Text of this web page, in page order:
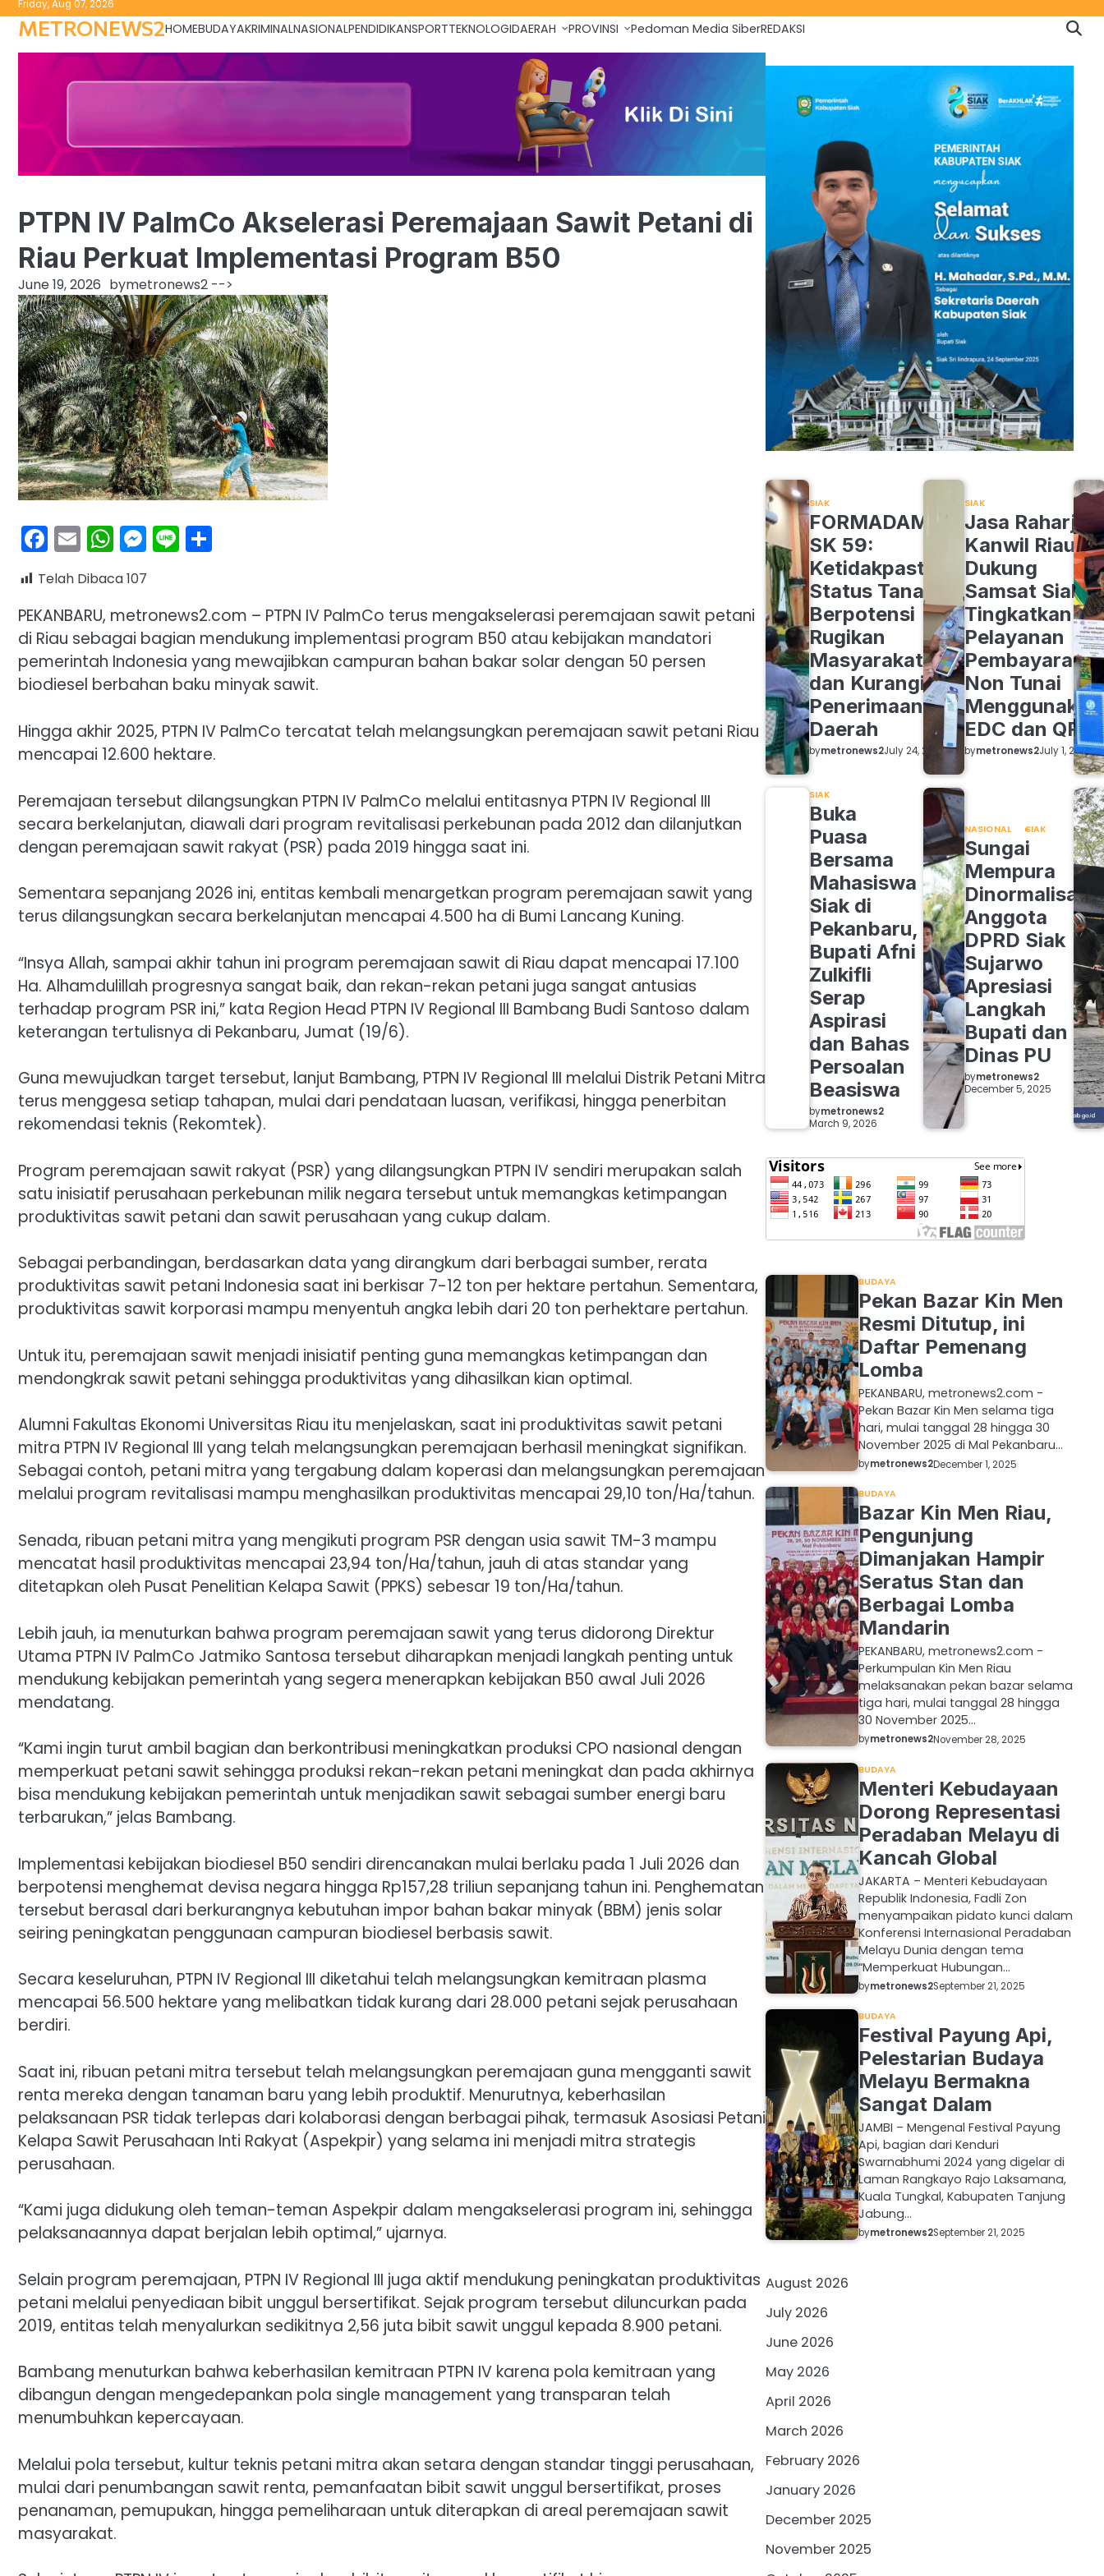
to
content
Friday, Aug 07, 2026
METRONEWS2HOMEBUDAYAKRIMINALNASIONALPENDIDIKANSPORTTEKNOLOGIDAERAH PROVINSI Pedoman Media SiberREDAKSI
PTPN IV PalmCo Akselerasi Peremajaan Sawit Petani di
Riau Perkuat Implementasi Program B50
June 19, 2026 bymetronews2 -->
Facebook
EmailWhatsApp
Messenger
Line
Telah Dibaca107
PEKANBARU, metronews2.com – PTPN IV PalmCo terus mengakselerasi peremajaan sawit petani
di Riau sebagai bagian mendukung implementasi program B50 atau kebijakan mandatori
pemerintah Indonesia yang mewajibkan campuran bahan bakar solar dengan 50 persen
biodiesel berbahan baku minyak sawit.
Hingga akhir 2025, PTPN IV PalmCo tercatat telah melangsungkan peremajaan sawit petani Riau
mencapai 12.600 hektare.
Peremajaan tersebut dilangsungkan PTPN IV PalmCo melalui entitasnya PTPN IV Regional III
secara berkelanjutan, diawali dari program revitalisasi perkebunan pada 2012 dan dilanjutkan
dengan peremajaan sawit rakyat (PSR) pada 2019 hingga saat ini.
Sementara sepanjang 2026 ini, entitas kembali menargetkan program peremajaan sawit yang
terus dilangsungkan secara berkelanjutan mencapai 4.500 ha di Bumi Lancang Kuning.
“Insya Allah, sampai akhir tahun ini program peremajaan sawit di Riau dapat mencapai 17.100
Ha. Alhamdulillah progresnya sangat baik, dan rekan-rekan petani juga sangat antusias
terhadap program PSR ini,” kata Region Head PTPN IV Regional III Bambang Budi Santoso dalam
keterangan tertulisnya di Pekanbaru, Jumat (19/6).
Guna mewujudkan target tersebut, lanjut Bambang, PTPN IV Regional III melalui Distrik Petani Mitra
terus menggesa setiap tahapan, mulai dari pendataan luasan, verifikasi, hingga penerbitan
rekomendasi teknis (Rekomtek).
Program peremajaan sawit rakyat (PSR) yang dilangsungkan PTPN IV sendiri merupakan salah
satu inisiatif perusahaan perkebunan milik negara tersebut untuk memangkas ketimpangan
produktivitas sawit petani dan sawit perusahaan yang cukup dalam.
Sebagai perbandingan, berdasarkan data yang dirangkum dari berbagai sumber, rerata
produktivitas sawit petani Indonesia saat ini berkisar 7-12 ton per hektare pertahun. Sementara,
produktivitas sawit korporasi mampu menyentuh angka lebih dari 20 ton perhektare pertahun.
Untuk itu, peremajaan sawit menjadi inisiatif penting guna memangkas ketimpangan dan
mendongkrak sawit petani sehingga produktivitas yang dihasilkan kian optimal.
Alumni Fakultas Ekonomi Universitas Riau itu menjelaskan, saat ini produktivitas sawit petani
mitra PTPN IV Regional III yang telah melangsungkan peremajaan berhasil meningkat signifikan.
Sebagai contoh, petani mitra yang tergabung dalam koperasi dan melangsungkan peremajaan
melalui program revitalisasi mampu menghasilkan produktivitas mencapai 29,10 ton/Ha/tahun.
Senada, ribuan petani mitra yang mengikuti program PSR dengan usia sawit TM-3 mampu
mencatat hasil produktivitas mencapai 23,94 ton/Ha/tahun, jauh di atas standar yang
ditetapkan oleh Pusat Penelitian Kelapa Sawit (PPKS) sebesar 19 ton/Ha/tahun.
Lebih jauh, ia menuturkan bahwa program peremajaan sawit yang terus didorong Direktur
Utama PTPN IV PalmCo Jatmiko Santosa tersebut diharapkan menjadi langkah penting untuk
mendukung kebijakan pemerintah yang segera menerapkan kebijakan B50 awal Juli 2026
mendatang.
“Kami ingin turut ambil bagian dan berkontribusi meningkatkan produksi CPO nasional dengan
memperkuat petani sawit sehingga produksi rekan-rekan petani meningkat dan pada akhirnya
bisa mendukung kebijakan pemerintah untuk menjadikan sawit sebagai sumber energi baru
terbarukan,” jelas Bambang.
Implementasi kebijakan biodiesel B50 sendiri direncanakan mulai berlaku pada 1 Juli 2026 dan
berpotensi menghemat devisa negara hingga Rp157,28 triliun sepanjang tahun ini. Penghematan
tersebut berasal dari berkurangnya kebutuhan impor bahan bakar minyak (BBM) jenis solar
seiring peningkatan penggunaan campuran biodiesel berbasis sawit.
Secara keseluruhan, PTPN IV Regional III diketahui telah melangsungkan kemitraan plasma
mencapai 56.500 hektare yang melibatkan tidak kurang dari 28.000 petani sejak perusahaan
berdiri.
Saat ini, ribuan petani mitra tersebut telah melangsungkan peremajaan guna mengganti sawit
renta mereka dengan tanaman baru yang lebih produktif. Menurutnya, keberhasilan
pelaksanaan PSR tidak terlepas dari kolaborasi dengan berbagai pihak, termasuk Asosiasi Petani
Kelapa Sawit Perusahaan Inti Rakyat (Aspekpir) yang selama ini menjadi mitra strategis
perusahaan.
“Kami juga didukung oleh teman-teman Aspekpir dalam mengakselerasi program ini, sehingga
pelaksanaannya dapat berjalan lebih optimal,” ujarnya.
Selain program peremajaan, PTPN IV Regional III juga aktif mendukung peningkatan produktivitas
petani melalui penyediaan bibit unggul bersertifikat. Sejak program tersebut diluncurkan pada
2019, entitas telah menyalurkan sedikitnya 2,56 juta bibit sawit unggul kepada 8.900 petani.
Bambang menuturkan bahwa keberhasilan kemitraan PTPN IV karena pola kemitraan yang
dibangun dengan mengedepankan pola single management yang transparan telah
menumbuhkan kepercayaan.
Melalui pola tersebut, kultur teknis petani mitra akan setara dengan standar tinggi perusahaan,
mulai dari penumbangan sawit renta, pemanfaatan bibit sawit unggul bersertifikat, proses
penanaman, pemupukan, hingga pemeliharaan untuk diterapkan di areal peremajaan sawit
masyarakat.
SIAK
FORMADAM
SK 59:
Ketidakpastian
Status Tanah
Berpotensi
Rugikan
Masyarakat
dan Kurangi
Penerimaan
Daerah
bymetronews2July 24, 2026
SIAK
Jasa Raharja
Kanwil Riau
Dukung
Samsat Siak
Tingkatkan
Pelayanan
Pembayaran
Non Tunai
Menggunakan
EDC dan QRIS
bymetronews2July 1, 2026
SIAK
Buka
Puasa
Bersama
Mahasiswa
Siak di
Pekanbaru,
Bupati Afni
Zulkifli
Serap
Aspirasi
dan Bahas
Persoalan
Beasiswa
bymetronews2
March 9, 2026
NASIONAL SIAK
Sungai
Mempura
Dinormalisasi,
Anggota
DPRD Siak
Sujarwo
Apresiasi
Langkah
Bupati dan
Dinas PU
bymetronews2
December 5, 2025
BUDAYA
Pekan Bazar Kin Men
Resmi Ditutup, ini
Daftar Pemenang
Lomba
PEKANBARU, metronews2.com -
Pekan Bazar Kin Men selama tiga
hari, mulai tanggal 28 hingga 30
November 2025 di Mal Pekanbaru…
bymetronews2December 1, 2025
BUDAYA
Bazar Kin Men Riau,
Pengunjung
Dimanjakan Hampir
Seratus Stan dan
Berbagai Lomba
Mandarin
PEKANBARU, metronews2.com -
Perkumpulan Kin Men Riau
melaksanakan pekan bazar selama
tiga hari, mulai tanggal 28 hingga
30 November 2025…
bymetronews2November 28, 2025
BUDAYA
Menteri Kebudayaan
Dorong Representasi
Peradaban Melayu di
Kancah Global
JAKARTA – Menteri Kebudayaan
Republik Indonesia, Fadli Zon
menyampaikan pidato kunci dalam
Konferensi Internasional Peradaban
Melayu Dunia dengan tema
“Memperkuat Hubungan…
bymetronews2September 21, 2025
BUDAYA
Festival Payung Api,
Pelestarian Budaya
Melayu Bermakna
Sangat Dalam
JAMBI – Mengenal Festival Payung
Api, bagian dari Kenduri
Swarnabhumi 2024 yang digelar di
Laman Rangkayo Rajo Laksamana,
Kuala Tungkal, Kabupaten Tanjung
Jabung…
bymetronews2September 21, 2025
August 2026
July 2026
June 2026
May 2026
April 2026
March 2026
February 2026
January 2026
December 2025
November 2025